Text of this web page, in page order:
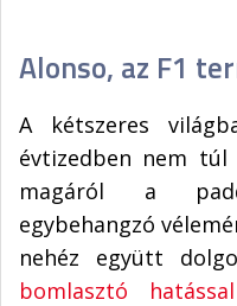
Alonso, az F1
A kétszeres
évtizedben nem
magáról a
egybehangzó
nehéz együtt
bomlasztó hatással